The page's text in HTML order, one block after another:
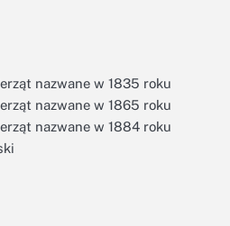
nazwane w 1835 roku
nazwane w 1865 roku
nazwane w 1884 roku